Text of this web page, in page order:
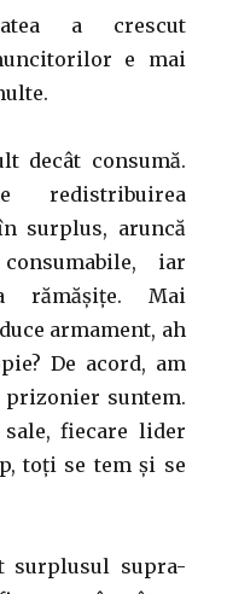
a crescut
e mai
decât consumă.
redistribuirea
surplus, aruncă
iar
rămășițe. Mai
armament, ah
De acord, am
prizonier suntem.
fiecare lider
toți se tem și se
surplusul supra-